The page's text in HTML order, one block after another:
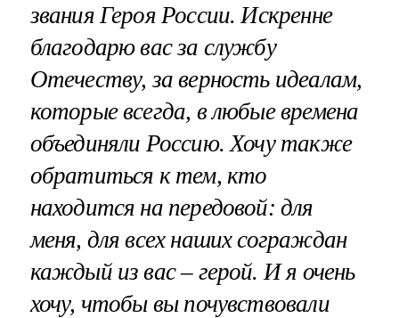
звания Героя России. Искренне
благодарю вас за службу
Отечеству, за верность идеалам,
которые всегда, в любые времена
объединяли Россию. Хочу также
обратиться к тем, кто
находится на передовой: для
меня, для всех наших сограждан
каждый из вас – герой. И я очень
хочу, чтобы вы почувствовали